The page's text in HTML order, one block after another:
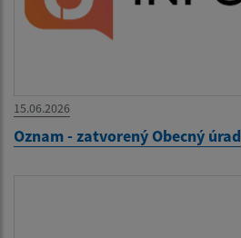
15.06.2026
Oznam - zatvorený Obecný úrad